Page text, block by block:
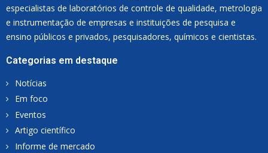
especialistas de laboratórios de controle de qualidade, metrologia
e instrumentação de empresas e instituições de pesquisa e
ensino públicos e privados, pesquisadores, químicos e cientistas.
Categorias em destaque
Notícias
Em foco
Eventos
Artigo científico
Informe de mercado